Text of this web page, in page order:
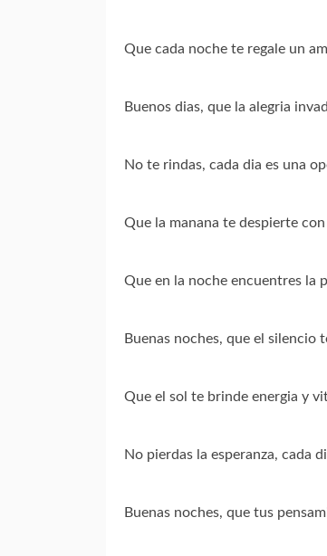
Que cada noche te regale un
Buenos dias, que la alegria
No te rindas, cada dia es una
Que la manana te despierte
Que en la noche encuentres la
Buenas noches, que el silencio
Que el sol te brinde energia y
No pierdas la esperanza, cada
Buenas noches, que tus